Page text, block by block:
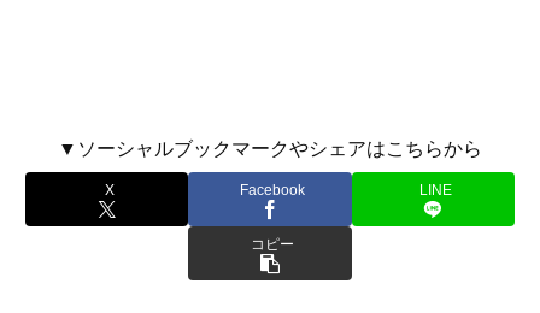
▼ソーシャルブックマークやシェアはこちらから
X Facebook LINE
コピー